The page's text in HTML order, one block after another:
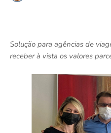
Solução para agências de
receber à vista os valores